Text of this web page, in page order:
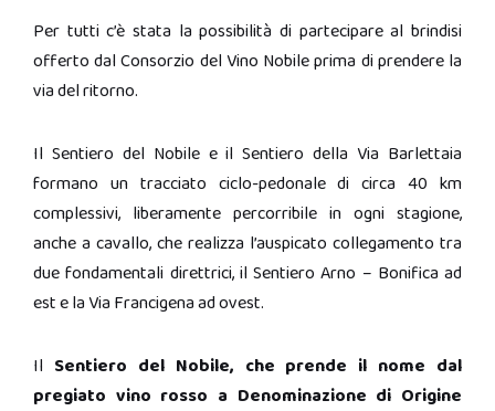
Per tutti c’è stata la possibilità di partecipare al brindisi
offerto dal Consorzio del Vino Nobile prima di prendere la
via del ritorno.
Il Sentiero del Nobile e il Sentiero della Via Barlettaia
formano un tracciato ciclo-pedonale di circa 40 km
complessivi, liberamente percorribile in ogni stagione,
anche a cavallo, che realizza l’auspicato collegamento tra
due fondamentali direttrici, il Sentiero Arno – Bonifica ad
est e la Via Francigena ad ovest.
Il Sentiero del Nobile, che prende il nome dal
pregiato vino rosso a Denominazione di Origine